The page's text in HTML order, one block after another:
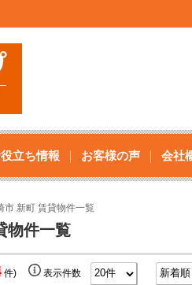
立ち情報 お客様の声 会社
市 新町 賃貸物件一覧
物件一覧
件) 表示件数